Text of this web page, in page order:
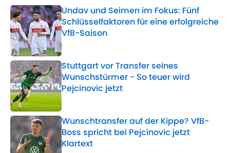
Undav und Seimen im Fokus: Fünf
Schlüsselfaktoren für eine erfolgreiche
VfB-Saison
Published by on Invalid Date
Stuttgart vor Transfer seines
Wunschstürmer - So teuer wird
Pejcinovic jetzt
Published by on Invalid Date
Wunschtransfer auf der Kippe? VfB-
Boss spricht bei Pejcinovic jetzt
Klartext